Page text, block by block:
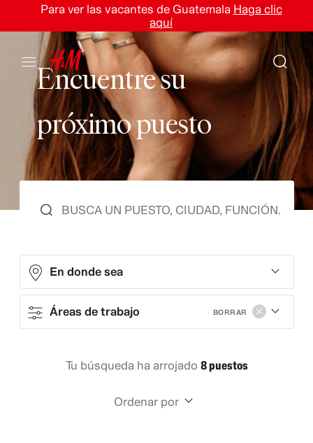
Para ver las vacantes de Guatemala Haga clic
aquí
Encuentresu
próximopuesto
En donde sea
Áreas de trabajo BORRAR
Tu búsqueda ha arrojado 8 puestos
Ordenar por